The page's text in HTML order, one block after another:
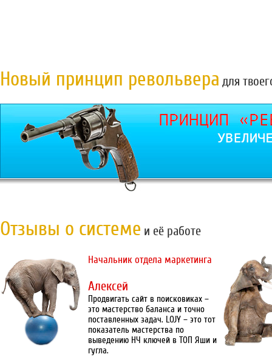
Новый принцип револьвера для
Отзывы о системе и её работе
Начальник отдела маркетинга
Алексей
Продвигать сайт в поисковиках –
это мастерство баланса и точно
поставленных задач. LOJY – это тот
показатель мастерства по
выведению НЧ ключей в ТОП Яши и
гугла.